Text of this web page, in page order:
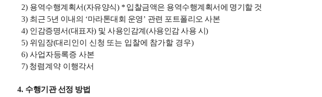
2) 용역수행계획서(자유양식) * 입찰금액은 용역수행계획서에 명기할 것
3) 최근 5년 이내의 ‘마라톤대회 운영’ 관련 포트폴리오 사본
4) 인감증명서(대표자) 및 사용인감계 (사용인감 사용 시 )
5) 위임장(대리인이 신청 또는 입찰에 참가할 경우)
6) 사업자등록증 사본
7) 청렴계약 이행각서
4. 수행기관 선정 방법